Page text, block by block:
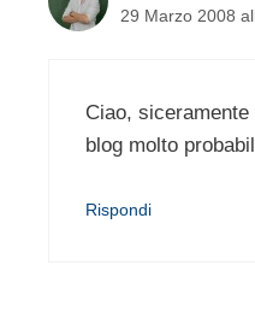
29 Marzo 2008
Ciao,
blog molto
Rispondi